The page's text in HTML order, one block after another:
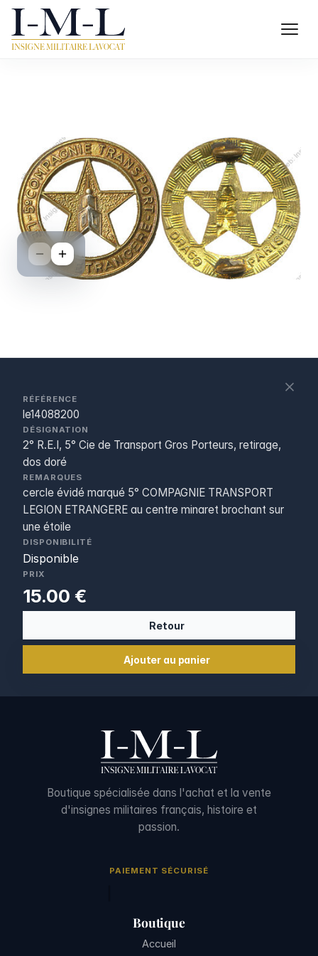
RÉFÉRENCE
le14088200
DÉSIGNATION
2° R.E.I, 5° Cie de Transport Gros Porteurs, retirage,
dos doré
REMARQUES
cercle évidé marqué 5° COMPAGNIE TRANSPORT
LEGION ETRANGERE au centre minaret brochant sur
une étoile
DISPONIBILITÉ
Disponible
PRIX
15.00 €
Retour
Ajouter au panier
Boutique spécialisée dans l'achat et la vente
d'insignes militaires français, histoire et
passion.
PAIEMENT SÉCURISÉ
Boutique
Accueil